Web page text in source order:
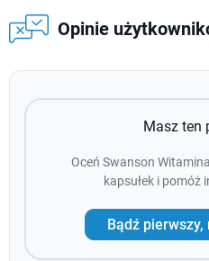
Opinie
Masz ten
Oceń Swanson
kapsułek i pomóż
Bądź